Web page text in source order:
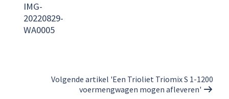
IMG-
20220829-
WA0005
Volgende artikel 'Een Trioliet Triomix S 1-1200
voermengwagen mogen afleveren'